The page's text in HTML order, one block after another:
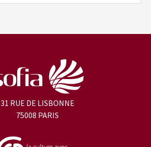
31 RUE DE LISBONNE
75008 PARIS